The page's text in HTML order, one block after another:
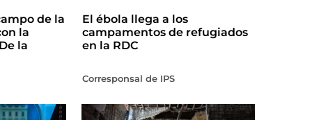
de la
la
la
El ébola llega a los
campamentos de refugiados
en la RDC
Corresponsal de IPS